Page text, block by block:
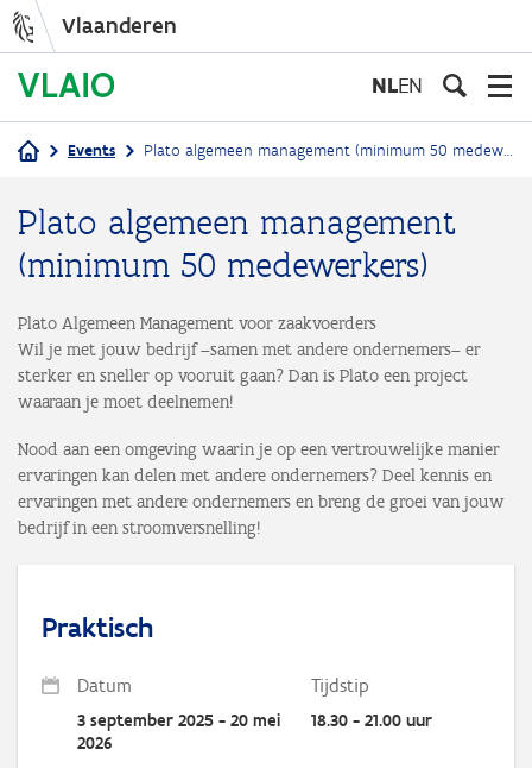
inhoud
Vlaanderen
NLEN
Events Plato algemeen management (minimum 50 medewerkers)
Plato algemeen management
(minimum 50 medewerkers)
Plato Algemeen Management voor zaakvoerders
Wil je met jouw bedrijf –samen met andere ondernemers– er
sterker en sneller op vooruit gaan? Dan is Plato een project
waaraan je moet deelnemen!
Nood aan een omgeving waarin je op een vertrouwelijke manier
ervaringen kan delen met andere ondernemers? Deel kennis en
ervaringen met andere ondernemers en breng de groei van jouw
bedrijf in een stroomversnelling!
Praktisch
Datum Tijdstip
3 september 2025 - 20 mei
2026
18.30 - 21.00 uur